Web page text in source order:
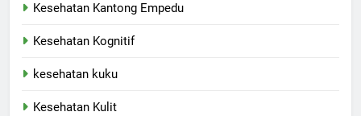
Kesehatan Kantong Empedu
Kesehatan Kognitif
kesehatan kuku
Kesehatan Kulit